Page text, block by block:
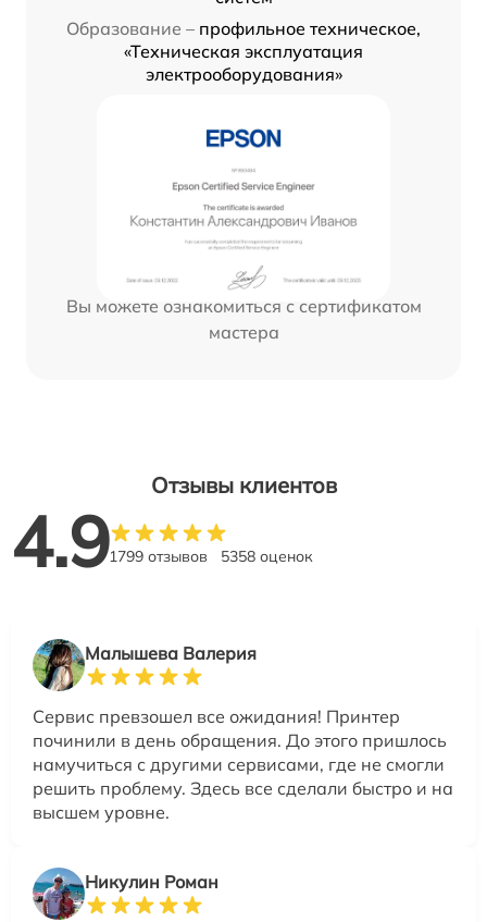
Образование – профильное техническое,
«Техническая эксплуатация
электрооборудования»
Вы можете ознакомиться с сертификатом
мастера
Отзывы клиентов
4.91799 отзывов 5358 оценок
Малышева Валерия
Сервис превзошел все ожидания! Принтер
починили в день обращения. До этого пришлось
намучиться с другими сервисами, где не смогли
решить проблему. Здесь все сделали быстро и на
высшем уровне.
Никулин Роман